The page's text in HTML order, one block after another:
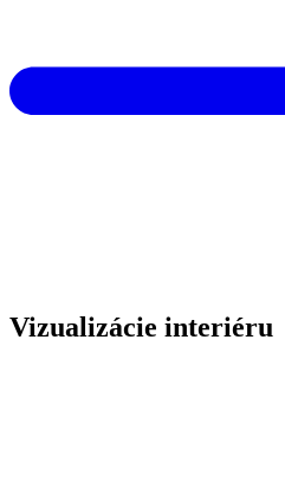
Vizualizácie interiéru